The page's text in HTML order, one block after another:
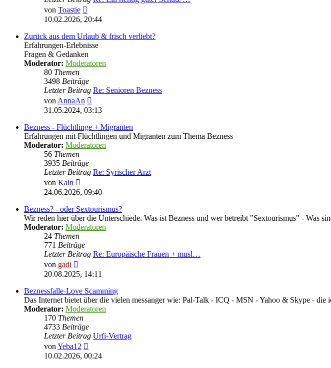
von Toastie
Beitrag
10.02.2026, 20:44
Zurück aus dem Urlaub & frisch verliebt?
Erfahrungen-Erlebnisse
Fragen & Gedanken
Moderator: Moderatoren
80 Themen
3498 Beiträge
Letzter Beitrag Re: Senioren Bezness
von AnnaAn
Beitrag
31.05.2024, 03:13
Bezness - Flüchtlinge + Migranten
Erfahrungen mit Flüchtlingen und Migranten zum Thema Bezness
Moderator: Moderatoren
56 Themen
3935 Beiträge
Letzter Beitrag Re: Syrischer Arzt
von Kain
Beitrag
24.06.2026, 09:40
Bezness? - oder Sextourismus?
Wir reden hier über die Unterschiede. Was ist Bezness und wer betreibt "Sextourismus" - Was
Moderator: Moderatoren
24 Themen
771 Beiträge
Letzter Beitrag Re: Europäische Frauen + musl…
von gadi
Beitrag
20.08.2025, 14:11
Beznessfalle-Love Scamming
Das Internet bietet über die vielen messanger wie: Pal-Talk - ICQ - MSN - Yahoo & Skype -
Moderator: Moderatoren
170 Themen
4733 Beiträge
Letzter Beitrag Urfi-Vertrag
von Yeba12
Beitrag
10.02.2026, 00:24